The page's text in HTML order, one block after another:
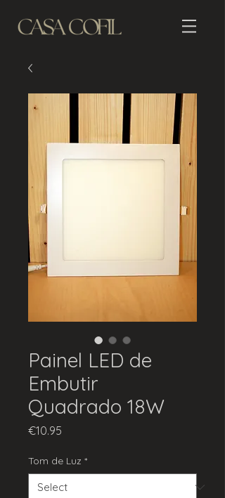
Painel LED de
Embutir
Quadrado 18W
€10.95
Tom de Luz *